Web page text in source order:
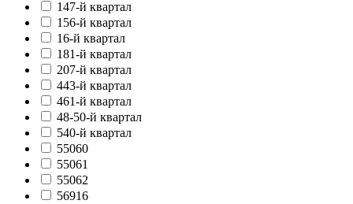
147-й квартал
156-й квартал
16-й квартал
181-й квартал
207-й квартал
443-й квартал
461-й квартал
48-50-й квартал
540-й квартал
55060
55061
55062
56916